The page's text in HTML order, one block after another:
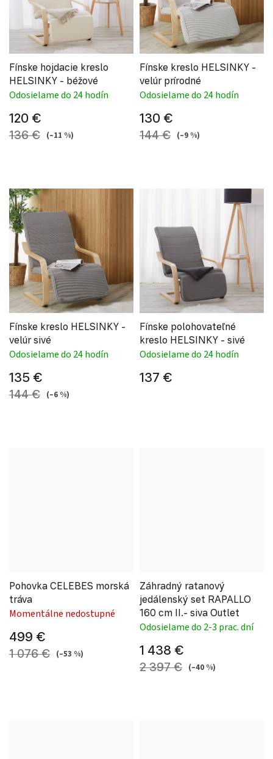
Fínske hojdacie kreslo
HELSINKY - béžové
Odosielame do 24 hodín
120 €
136 € (–11 %)
Fínske kreslo HELSINKY -
velúr prírodné
Odosielame do 24 hodín
130 €
144 € (–9 %)
Fínske kreslo HELSINKY -
velúr sivé
Odosielame do 24 hodín
135 €
144 € (–6 %)
Fínske polohovateľné
kreslo HELSINKY - sivé
Odosielame do 24 hodín
137 €
Pohovka CELEBES morská
tráva
Momentálne nedostupné
499 €
1 076 € (–53 %)
Záhradný ratanový
jedálenský set RAPALLO
160 cm II.- siva Outlet
Odosielame do 2-3 prac. dní
1 438 €
2 397 € (–40 %)